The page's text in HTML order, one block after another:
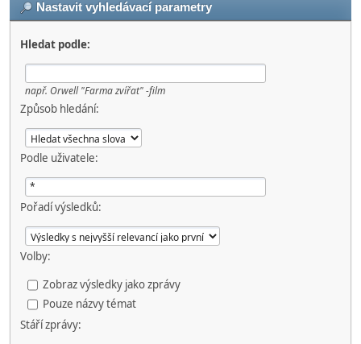
Nastavit vyhledávací parametry
Hledat podle:
např. Orwell "Farma zvířat" -film
Způsob hledání:
Podle uživatele:
Pořadí výsledků:
Volby:
Zobraz výsledky jako zprávy
Pouze názvy témat
Stáří zprávy: